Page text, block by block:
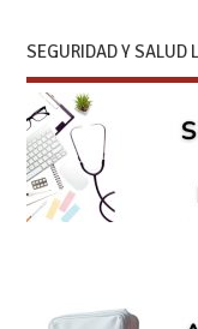
SEGURIDAD Y SALUD